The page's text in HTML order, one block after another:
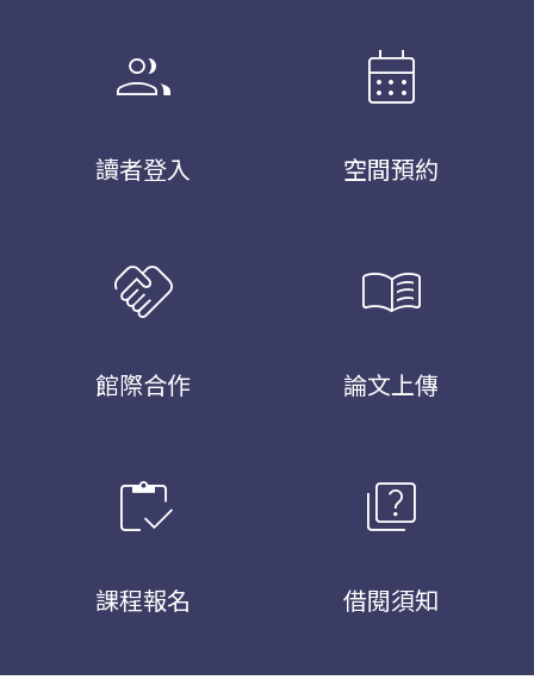
group
讀者登入
calendar_month
空間預約
handshake
館際合作
menu_book
論文上傳
inventory
課程報名
quiz
借閱須知